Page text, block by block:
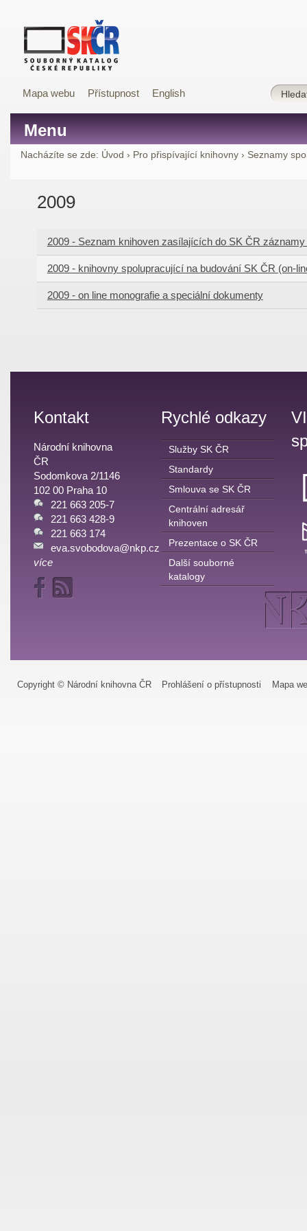
Mapa webu Přístupnost English
Menu
Nacházíte se zde: Úvod › Pro přispívající knihovny › Seznamy
2009
2009 - Seznam knihoven zasílajících do SK ČR
2009 - knihovny spolupracující na budování SK ČR (on-
2009 - on line monografie a speciální dokumenty
Kontakt
Národní knihovna
ČR
Sodomkova 2/1146
102 00 Praha 10
221 663 205-7
221 663 428-9
221 663 174
eva.svobodova@nkp.cz
více
Rychlé odkazy
Služby SK ČR
Standardy
Smlouva se SK ČR
Centrální adresář
knihoven
Prezentace o SK ČR
Další souborné
katalogy
Copyright © Národní knihovna ČR Prohlášení o přístupnosti Mapa